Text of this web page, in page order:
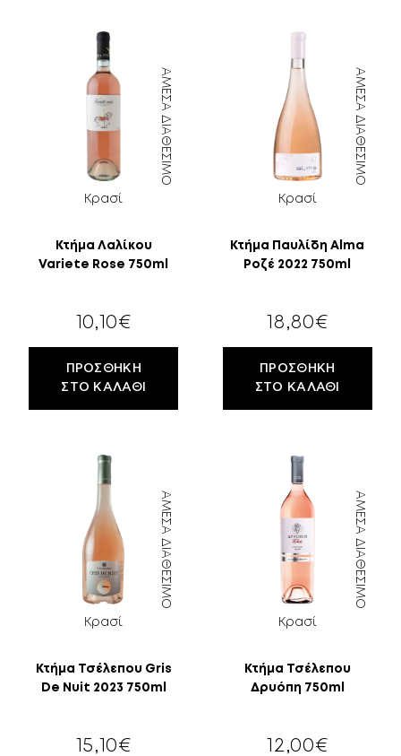
18
Κρασί
Κτήμα Λαλίκου
Variete Rose 750ml
ΆΜΕΣΑ ΔΙΑΘΈΣΙΜΟ
10,10€
ΠΡΟΣΘΉΚΗ
ΣΤΟ ΚΑΛΆΘΙ
Κρασί
Κτήμα Παυλίδη Alma
Ροζέ 2022 750ml
ΆΜΕΣΑ ΔΙΑΘΈΣΙΜΟ
18,80€
ΠΡΟΣΘΉΚΗ
ΣΤΟ ΚΑΛΆΘΙ
Κρασί
Κτήμα Τσέλεπου Gris
De Nuit 2023 750ml
ΆΜΕΣΑ ΔΙΑΘΈΣΙΜΟ
15,10€
Κρασί
Κτήμα Τσέλεπου
Δρυόπη 750ml
ΆΜΕΣΑ ΔΙΑΘΈΣΙΜΟ
12,00€